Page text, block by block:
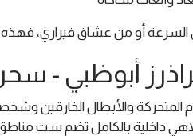
أو من عشاق فيراري، فهذه
أبوظبي -
المتحركة والأبطال الخارقين
داخلية بالكامل تضم ست